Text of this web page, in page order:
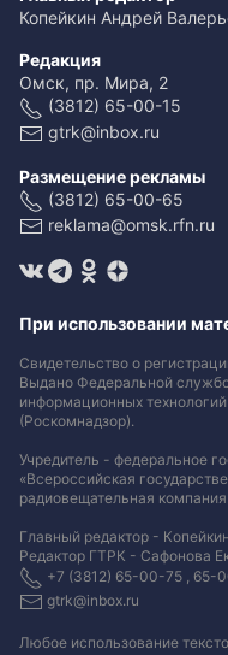
Копейкин Андрей
Редакция
Омск, пр. Мира, 2
(3812) 65-00-15
gtrk@inbox.ru
Размещение рекламы
(3812) 65-00-65
reklama@omsk.rfn.ru
При использовании
Свидетельство о
Выдано Федеральной
информационных
(Роскомнадзор).
Учредитель - федеральное
«Всероссийская
радиовещательная
Главный редактор -
Редактор ГТРК - Сафонова
+7 (3812) 65-00-75 , 65-
gtrk@inbox.ru
Любое использование